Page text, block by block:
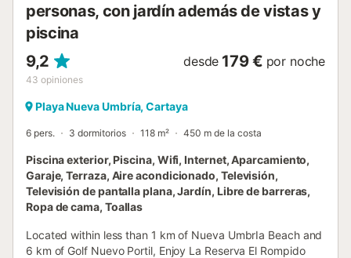
personas, con jardín además de vistas y
piscina
9,2
43 opiniones
desde 179 € por noche
Playa Nueva Umbría, Cartaya
6 pers. 3 dormitorios 118 m² 450 m de la costa
Piscina exterior, Piscina, Wifi, Internet, Aparcamiento,
Garaje, Terraza, Aire acondicionado, Televisión,
Televisión de pantalla plana, Jardín, Libre de barreras,
Ropa de cama, Toallas
Located within less than 1 km of Nueva UmbrIa Beach and
6 km of Golf Nuevo Portil, Enjoy La Reserva El Rompido